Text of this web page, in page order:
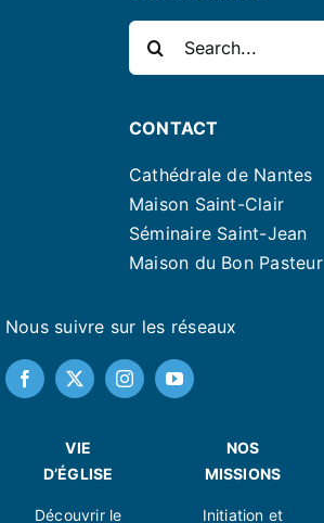
Rechercher:
Nous suivre sur les réseaux
CONTACT
Cathédrale de Nantes
Maison Saint-Clair
Séminaire Saint-Jean
Maison du Bon Pasteur
VIE
D’ÉGLISE
Découvrir le
NOS
MISSIONS
Initiation et